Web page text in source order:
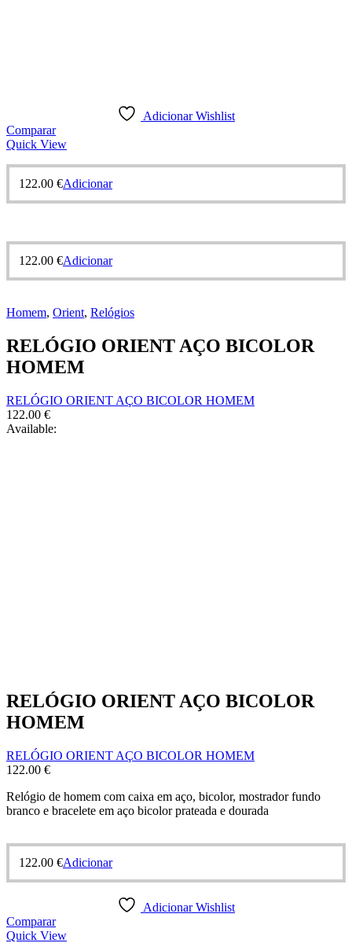
Adicionar Wishlist
Comparar
Quick View
122.00 €Adicionar
122.00 €Adicionar
Homem, Orient, Relógios
RELÓGIO ORIENT AÇO BICOLOR
HOMEM
RELÓGIO ORIENT AÇO BICOLOR HOMEM
122.00 €
Available:
RELÓGIO ORIENT AÇO BICOLOR
HOMEM
RELÓGIO ORIENT AÇO BICOLOR HOMEM
122.00 €
Relógio de homem com caixa em aço, bicolor, mostrador fundo
branco e bracelete em aço bicolor prateada e dourada
122.00 €Adicionar
Adicionar Wishlist
Comparar
Quick View